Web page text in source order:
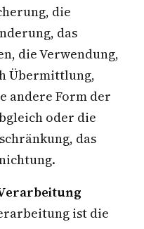
die
das
die Verwendung,
Übermittlung,
andere Form der
oder die
das
ist die